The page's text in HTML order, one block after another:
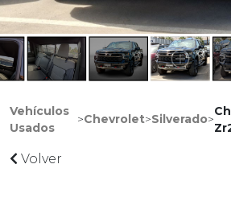
Vehículos
Usados
>Chevrolet>Silverado>
Volver